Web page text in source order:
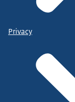
Privacy